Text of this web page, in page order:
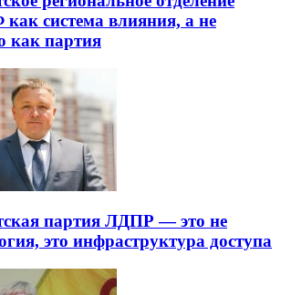
система влияния, а не
как партия
партия ЛДПР — это не
это инфраструктура доступа